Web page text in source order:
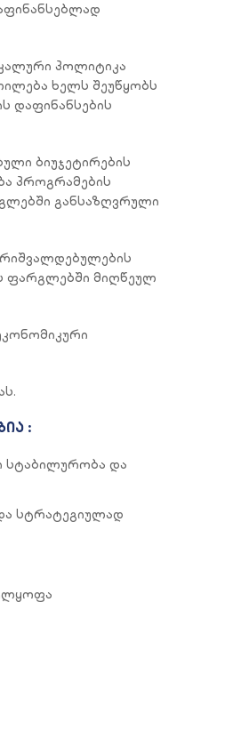
პოლიტიკა
ხელს შეუწყობს
დაფინანსების
ბიუჯეტირების
პროგრამების
განსაზღვრული
ფარგლებში მიღწეულ
:
სტაბილურობა და
სტრატეგიულად